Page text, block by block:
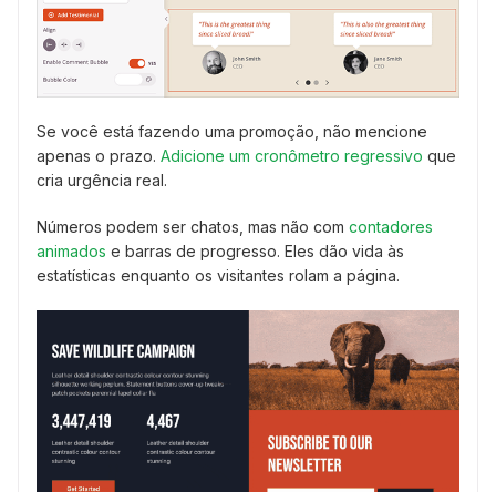
Se você está fazendo uma promoção, não mencione
apenas o prazo. Adicione um cronômetro regressivo que
cria urgência real.
Números podem ser chatos, mas não com contadores
animados e barras de progresso. Eles dão vida às
estatísticas enquanto os visitantes rolam a página.